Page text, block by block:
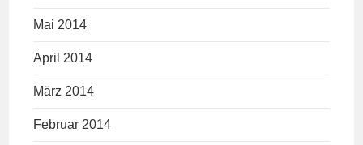
Mai 2014
April 2014
März 2014
Februar 2014